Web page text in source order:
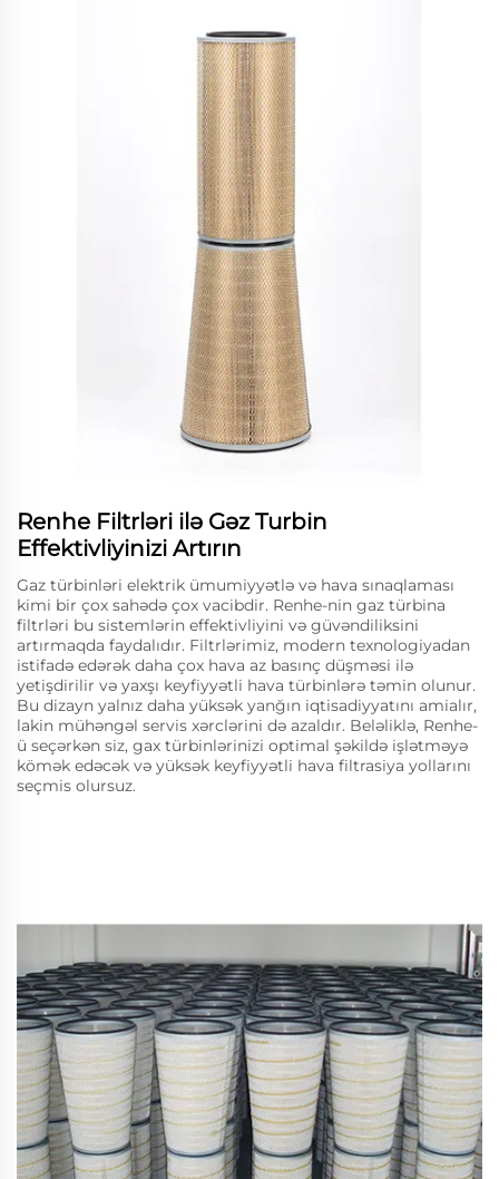
Renhe Filtrləri ilə Gəz Turbin
Effektivliyinizi Artırın
Gaz türbinləri elektrik ümumiyyətlə və hava sınaqlaması
kimi bir çox sahədə çox vacibdir. Renhe-nin gaz türbina
filtrləri bu sistemlərin effektivliyini və güvəndiliksini
artırmaqda faydalıdır. Filtrlərimiz, modern texnologiyadan
istifadə edərək daha çox hava az basınç düşməsi ilə
yetişdirilir və yaxşı keyfiyyətli hava türbinlərə təmin olunur.
Bu dizayn yalnız daha yüksək yanğın iqtisadiyyatını amialır,
lakin mühəngəl servis xərclərini də azaldır. Beləliklə, Renhe-
ü seçərkən siz, gax türbinlərinizi optimal şəkildə işlətməyə
kömək edəcək və yüksək keyfiyyətli hava filtrasiya yollarını
seçmis olursuz.